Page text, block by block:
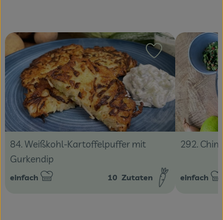
84. Weißkohl-Kartoffelpuffer mit
Gurkendip
Schwierigkeit:
einfach 10 Zutaten
Rezept zu
292.
einfach